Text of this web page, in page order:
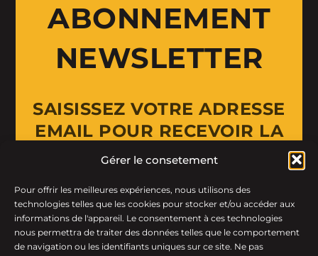
Gérer le consetement
Pour offrir les meilleures expériences, nous utilisons des
technologies telles que les cookies pour stocker et/ou accéder aux
informations de l'appareil. Le consentement à ces technologies
nous permettra de traiter des données telles que le comportement
de navigation ou les identifiants uniques sur ce site. Ne pas
ABONNEMENT
NEWSLETTER
SAISISSEZ VOTRE ADRESSE
EMAIL POUR RECEVOIR LA
NEWSLETTER
Email Address